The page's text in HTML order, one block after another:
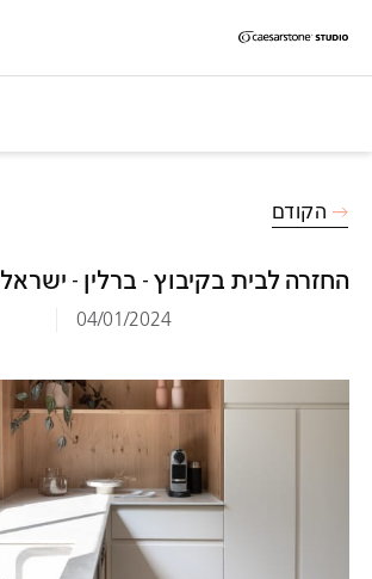
דילוג לתוכן המרכזי
Skip to Main Footer
החזרה לבית בקיבוץ - ברלין - ישראל
04/01/2024
הקודם